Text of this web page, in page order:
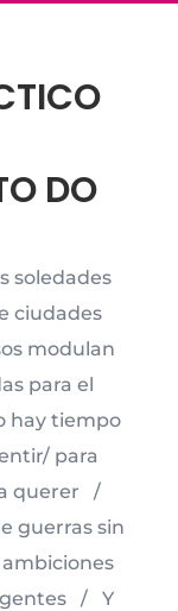
DO
soledades
ciudades
modulan
para el
hay tiempo
para
querer /
guerras sin
gentes / Y